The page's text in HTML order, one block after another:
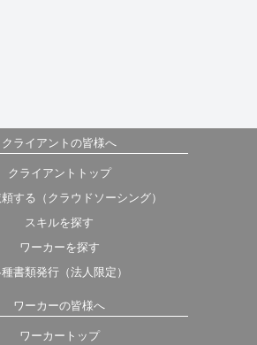
クライアントの皆様へ
クライアントトップ
する（クラウドソーシング）
スキルを探す
ワーカーを探す
書類発行（法人限定）
ワーカーの皆様へ
ワーカートップ